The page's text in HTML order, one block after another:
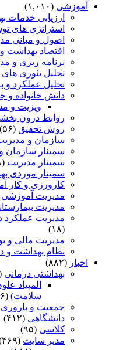
آموزشی (۱,۰۱۰)
ارزیابی خدمات
استراتژی های
اصول و مبانی
اقتصاد بهداشت
برنامه ریزی و
تحلیل تئوری
تحلیل عملکرد و
دانش خانواده و
ویزیت و
روابط درون
روش تحقیق (۵۶)
سازمان و
سمینار سازمان
سمینار مدیریت (۸۸)
سمینار موردی
کارورزی و کار
مدیریت آموزشی
مدیریت
مدیریت عملکرد
(۱۸)
مدیریت مالی و
نظام بهداشت و
اخبار (۸۸۲)
بهداشتی درمانی
المپیاد
سلامت) (۶)
جمعیت و
دانشگاهی (۴۱۲)
کلاسی (۹۵)
مدیر سایت (۴۶۹)